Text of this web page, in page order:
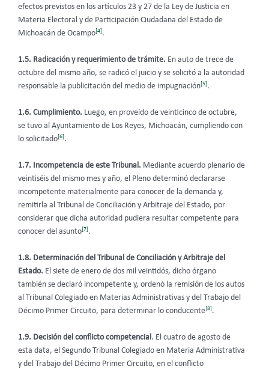
efectos previstos en los artículos 23 y 27 de la Ley de Justicia en
Materia Electoral y de Participación Ciudadana del Estado de
Michoacán de Ocampo[4].
1.5. Radicación y requerimiento de trámite. En auto de trece de
octubre del mismo año, se radicó el juicio y se solicitó a la autoridad
responsable la publicitación del medio de impugnación[5].
1.6. Cumplimiento. Luego, en proveído de veinticinco de octubre,
se tuvo al Ayuntamiento de Los Reyes, Michoacán, cumpliendo con
lo solicitado[6].
1.7. Incompetencia de este Tribunal. Mediante acuerdo plenario de
veintiséis del mismo mes y año, el Pleno determinó declararse
incompetente materialmente para conocer de la demanda y,
remitirla al Tribunal de Conciliación y Arbitraje del Estado, por
considerar que dicha autoridad pudiera resultar competente para
conocer del asunto[7].
1.8. Determinación del Tribunal de Conciliación y Arbitraje del
Estado. El siete de enero de dos mil veintidós, dicho órgano
también se declaró incompetente y, ordenó la remisión de los autos
al Tribunal Colegiado en Materias Administrativas y del Trabajo del
Décimo Primer Circuito, para determinar lo conducente[8].
1.9. Decisión del conflicto competencial . El cuatro de agosto de
esta data, el Segundo Tribunal Colegiado en Materia Administrativa
y del Trabajo del Décimo Primer Circuito, en el conflicto